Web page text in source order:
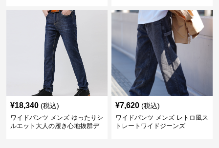
¥18,340 (税込)
ワイドパンツ メンズ ゆったりシ
ルエット大人の履き心地抜群デ
¥7,620 (税込)
ワイドパンツ メンズ レトロ風ス
トレートワイドジーンズ